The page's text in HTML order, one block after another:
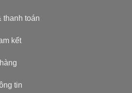
thanh toán
kết
tin